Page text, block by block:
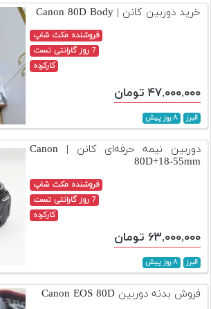
خرید دوربین کانن | Canon 80D Body
فروشنده مکث شاپ
7 روز گارانتی تست
کارکرده
۴۷,۰۰۰,۰۰۰ تومان
البرز ۸ روز پیش
دوربین نیمه حرفه‌ای کانن | Canon
80D+18-55mm
فروشنده مکث شاپ
7 روز گارانتی تست
کارکرده
۶۳,۰۰۰,۰۰۰ تومان
البرز ۸ روز پیش
فروش بدنه دوربین Canon EOS 80D